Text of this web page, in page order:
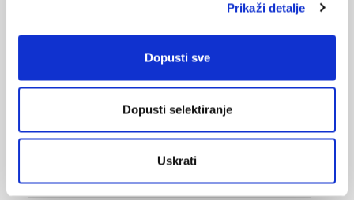
Prikaži detalje
Dopusti sve
Dopusti selektiranje
Uskrati
Tjedan svjesnosti o karcinomu usne šupljine, glave i
Smjernice za dijagnostiku raka dojke, pluća, glave i
04.09.2013.
Spolna predodređenost primarnog sijela melanoma